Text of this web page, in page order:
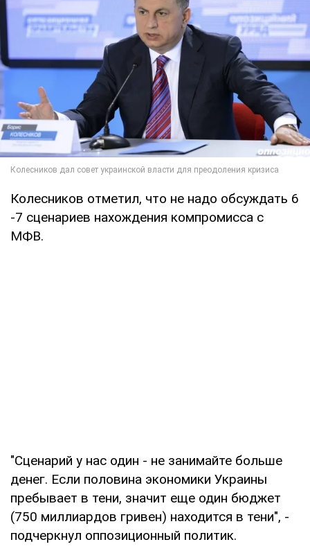
Колесников отметил, что не надо обсуждать 6
-7 сценариев нахождения компромисса с
МФВ.
"Сценарий у нас один - не занимайте больше
денег. Если половина экономики Украины
пребывает в тени, значит еще один бюджет
(750 миллиардов гривен) находится в тени", -
подчеркнул оппозиционный политик.